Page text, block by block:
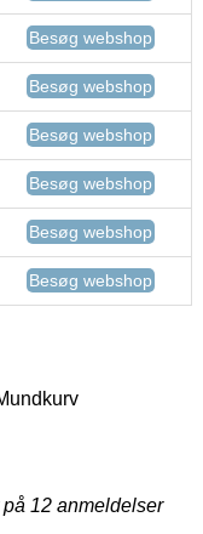
Besøg webshop
Besøg webshop
Besøg webshop
Besøg webshop
Besøg webshop
Besøg webshop
12 anmeldelser